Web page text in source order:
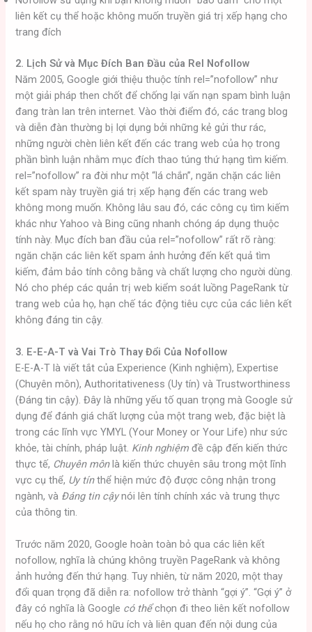
liên kết cụ thể hoặc không muốn truyền giá trị xếp hạng cho
trang đích
2. Lịch Sử và Mục Đích Ban Đầu của Rel Nofollow
Năm 2005, Google giới thiệu thuộc tính rel=”nofollow” như
một giải pháp then chốt để chống lại vấn nạn spam bình luận
đang tràn lan trên internet. Vào thời điểm đó, các trang blog
và diễn đàn thường bị lợi dụng bởi những kẻ gửi thư rác,
những người chèn liên kết đến các trang web của họ trong
phần bình luận nhằm mục đích thao túng thứ hạng tìm kiếm.
rel=”nofollow” ra đời như một “lá chắn”, ngăn chặn các liên
kết spam này truyền giá trị xếp hạng đến các trang web
không mong muốn. Không lâu sau đó, các công cụ tìm kiếm
khác như Yahoo và Bing cũng nhanh chóng áp dụng thuộc
tính này. Mục đích ban đầu của rel=”nofollow” rất rõ ràng:
ngăn chặn các liên kết spam ảnh hưởng đến kết quả tìm
kiếm, đảm bảo tính công bằng và chất lượng cho người dùng.
Nó cho phép các quản trị web kiểm soát luồng PageRank từ
trang web của họ, hạn chế tác động tiêu cực của các liên kết
không đáng tin cậy.
3. E-E-A-T và Vai Trò Thay Đổi Của Nofollow
E-E-A-T là viết tắt của Experience (Kinh nghiệm), Expertise
(Chuyên môn), Authoritativeness (Uy tín) và Trustworthiness
(Đáng tin cậy). Đây là những yếu tố quan trọng mà Google sử
dụng để đánh giá chất lượng của một trang web, đặc biệt là
trong các lĩnh vực YMYL (Your Money or Your Life) như sức
khỏe, tài chính, pháp luật. Kinh nghiệm đề cập đến kiến thức
thực tế, Chuyên mônlà kiến thức chuyên sâu trong một lĩnh
vực cụ thể, Uy tínthể hiện mức độ được công nhận trong
ngành, và Đáng tin cậynói lên tính chính xác và trung thực
của thông tin.
Trước năm 2020, Google hoàn toàn bỏ qua các liên kết
nofollow, nghĩa là chúng không truyền PageRank và không
ảnh hưởng đến thứ hạng. Tuy nhiên, từ năm 2020, một thay
đổi quan trọng đã diễn ra: nofollow trở thành “gợi ý”. “Gợi ý” ở
đây có nghĩa là Google có thểchọn đi theo liên kết nofollow
nếu họ cho rằng nó hữu ích và liên quan đến nội dung của